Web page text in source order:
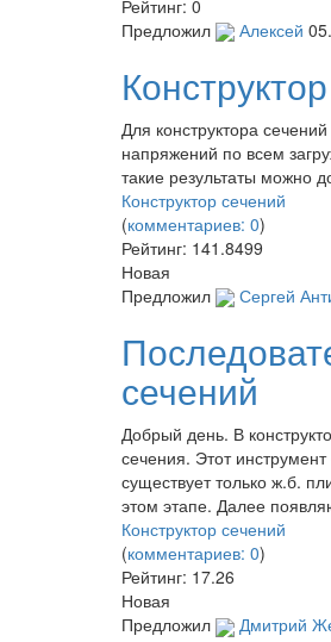
Рейтинг: 0
Предложил
Алексей
Для конструктора
напряжений по всем
такие результаты можно
Конструктор сечений
(комментариев: 0)
Рейтинг: 141.8499
Новая
Предложил
Сергей
сечений
Добрый день. В
сечения. Этот
существует только ж.б.
этом этапе. Далее
Конструктор сечений
(комментариев: 0)
Рейтинг: 17.26
Новая
Предложил
Дмитрий